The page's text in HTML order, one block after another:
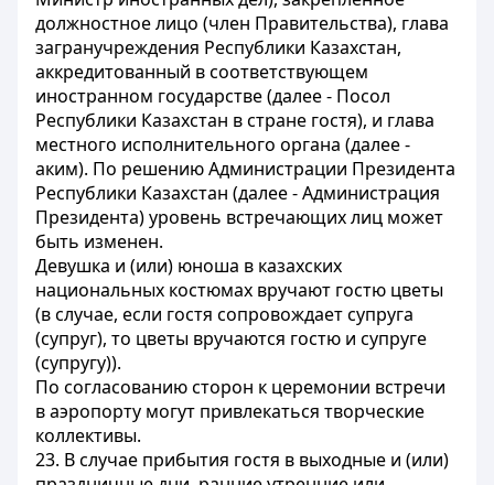
должностное лицо (член Правительства), глава
загранучреждения Республики Казахстан,
аккредитованный в соответствующем
иностранном государстве (далее - Посол
Республики Казахстан в стране гостя), и глава
местного исполнительного органа (далее -
аким). По решению Администрации Президента
Республики Казахстан (далее - Администрация
Президента) уровень встречающих лиц может
быть изменен.
Девушка и (или) юноша в казахских
национальных костюмах вручают гостю цветы
(в случае, если гостя сопровождает супруга
(супруг), то цветы вручаются гостю и супруге
(супругу)).
По согласованию сторон к церемонии встречи
в аэропорту могут привлекаться творческие
коллективы.
23. В случае прибытия гостя в выходные и (или)